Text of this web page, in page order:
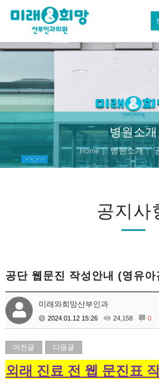
병원소개
Home 병원소개
공지사
공단 웹문진 작성안내 (영유
미래와희망산부인과
2024.01.12 15:26 24,158 0
이전글 다음글
외래 진료 전 웹 문진표